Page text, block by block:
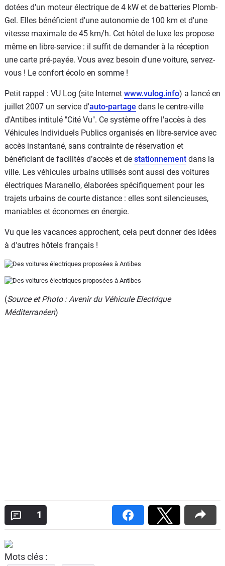
dotées d'un moteur électrique de 4 kW et de batteries Plomb-
Gel. Elles bénéficient d'une autonomie de 100 km et d'une
vitesse maximale de 45 km/h. Cet hôtel de luxe les propose
même en libre-service : il suffit de demander à la réception
une carte pré-payée. Vous avez besoin d'une voiture, servez-
vous ! Le confort écolo en somme !
Petit rappel : VU Log (site Internet www.vulog.info) a lancé en
juillet 2007 un service d'auto-partage dans le centre-ville
d'Antibes intitulé "Cité Vu". Ce système offre l'accès à des
Véhicules Individuels Publics organisés en libre-service avec
accès instantané, sans contrainte de réservation et
bénéficiant de facilités d’accès et de stationnement dans la
ville. Les véhicules urbains utilisés sont aussi des voitures
électriques Maranello, élaborées spécifiquement pour les
trajets urbains de courte distance : elles sont silencieuses,
maniables et économes en énergie.
Vu que les vacances approchent, cela peut donner des idées
à d'autres hôtels français !
(Source et Photo : Avenir du Véhicule Electrique
Méditerranéen)
1
Mots clés :